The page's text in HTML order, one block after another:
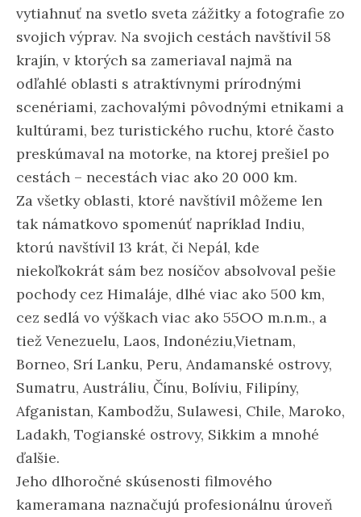
vytiahnuť na svetlo sveta zážitky a fotografie zo
svojich výprav. Na svojich cestách navštívil 58
krajín, v ktorých sa zameriaval najmä na
odľahlé oblasti s atraktívnymi prírodnými
scenériami, zachovalými pôvodnými etnikami a
kultúrami, bez turistického ruchu, ktoré často
preskúmaval na motorke, na ktorej prešiel po
cestách – necestách viac ako 20 000 km.
Za všetky oblasti, ktoré navštívil môžeme len
tak námatkovo spomenúť napríklad Indiu,
ktorú navštívil 13 krát, či Nepál, kde
niekoľkokrát sám bez nosíčov absolvoval pešie
pochody cez Himaláje, dlhé viac ako 500 km,
cez sedlá vo výškach viac ako 55OO m.n.m., a
tiež Venezuelu, Laos, Indonéziu,Vietnam,
Borneo, Srí Lanku, Peru, Andamanské ostrovy,
Sumatru, Austráliu, Čínu, Bolíviu, Filipíny,
Afganistan, Kambodžu, Sulawesi, Chile, Maroko,
Ladakh, Togianské ostrovy, Sikkim a mnohé
ďalšie.
Jeho dlhoročné skúsenosti filmového
kameramana naznačujú profesionálnu úroveň